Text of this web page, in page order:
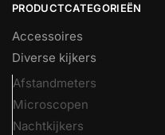
PRODUCTCATEGORIEËN
Accessoires
Diverse kijkers
Afstandmeters
Microscopen
Nachtkijkers